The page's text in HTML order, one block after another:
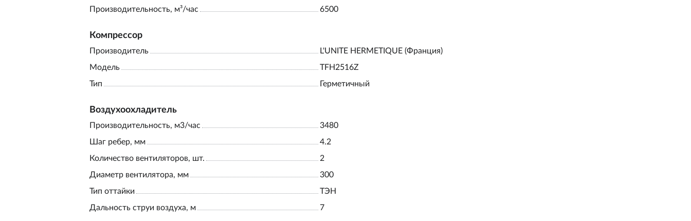
Производительность, м³/час
6500
Компрессор
Производитель
L'UNITE HERMETIQUE (Франция)
Модель
TFH2516Z
Тип
Герметичный
Воздухоохладитель
Производительность, м3/час
3480
Шаг ребер, мм
4.2
Количество вентиляторов, шт.
2
Диаметр вентилятора, мм
300
Тип оттайки
ТЭН
Дальность струи воздуха, м
7